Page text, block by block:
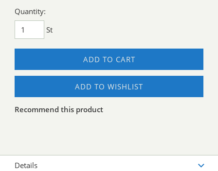
Quantity:
St
ADD TO CART
ADD TO WISHLIST
Recommend this product
Details